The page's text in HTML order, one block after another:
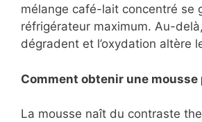
mélange café-lait concentré se
réfrigérateur maximum. Au-
dégradent et l’oxydation altère
Comment obtenir une mousse
La mousse naît du contraste